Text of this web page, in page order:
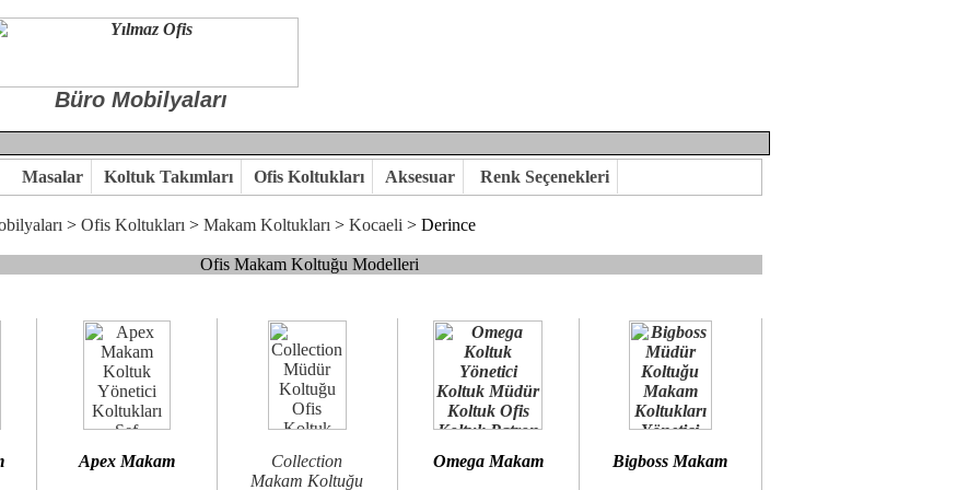
Büro Mobilyaları
kaliteye önem veriyorsanız,makam koltuk modellerimizi incelemenizi öneririz.
goldsit ve modern makam koltukları hayal ettiğiniz özgün ofis ortamına kavuşabilirsiniz.
birlikte karar verelim.
Büro Mobilya
Masalar Koltuk Takımları Ofis Koltukları Aksesuar Renk Seçenekleri
> Ofis Koltukları > Makam Koltukları > Kocaeli > Derince
Ofis Makam Koltuğu Modelleri
Apex Makam
Collection
Makam Koltuğu
Omega Makam Bigboss Makam